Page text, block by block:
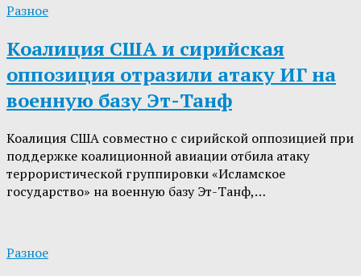
Разное
Коалиция США и сирийская
оппозиция отразили атаку ИГ на
военную базу Эт-Танф
Коалиция США совместно с сирийской оппозицией при
поддержке коалиционной авиации отбила атаку
террористической группировки «Исламское
государство» на военную базу Эт-Танф,…
Разное